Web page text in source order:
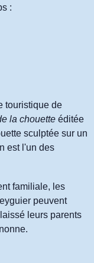
:
touristique de
la chouette éditée
sculptée sur un
est l'un des
familiale, les
peuvent
leurs parents